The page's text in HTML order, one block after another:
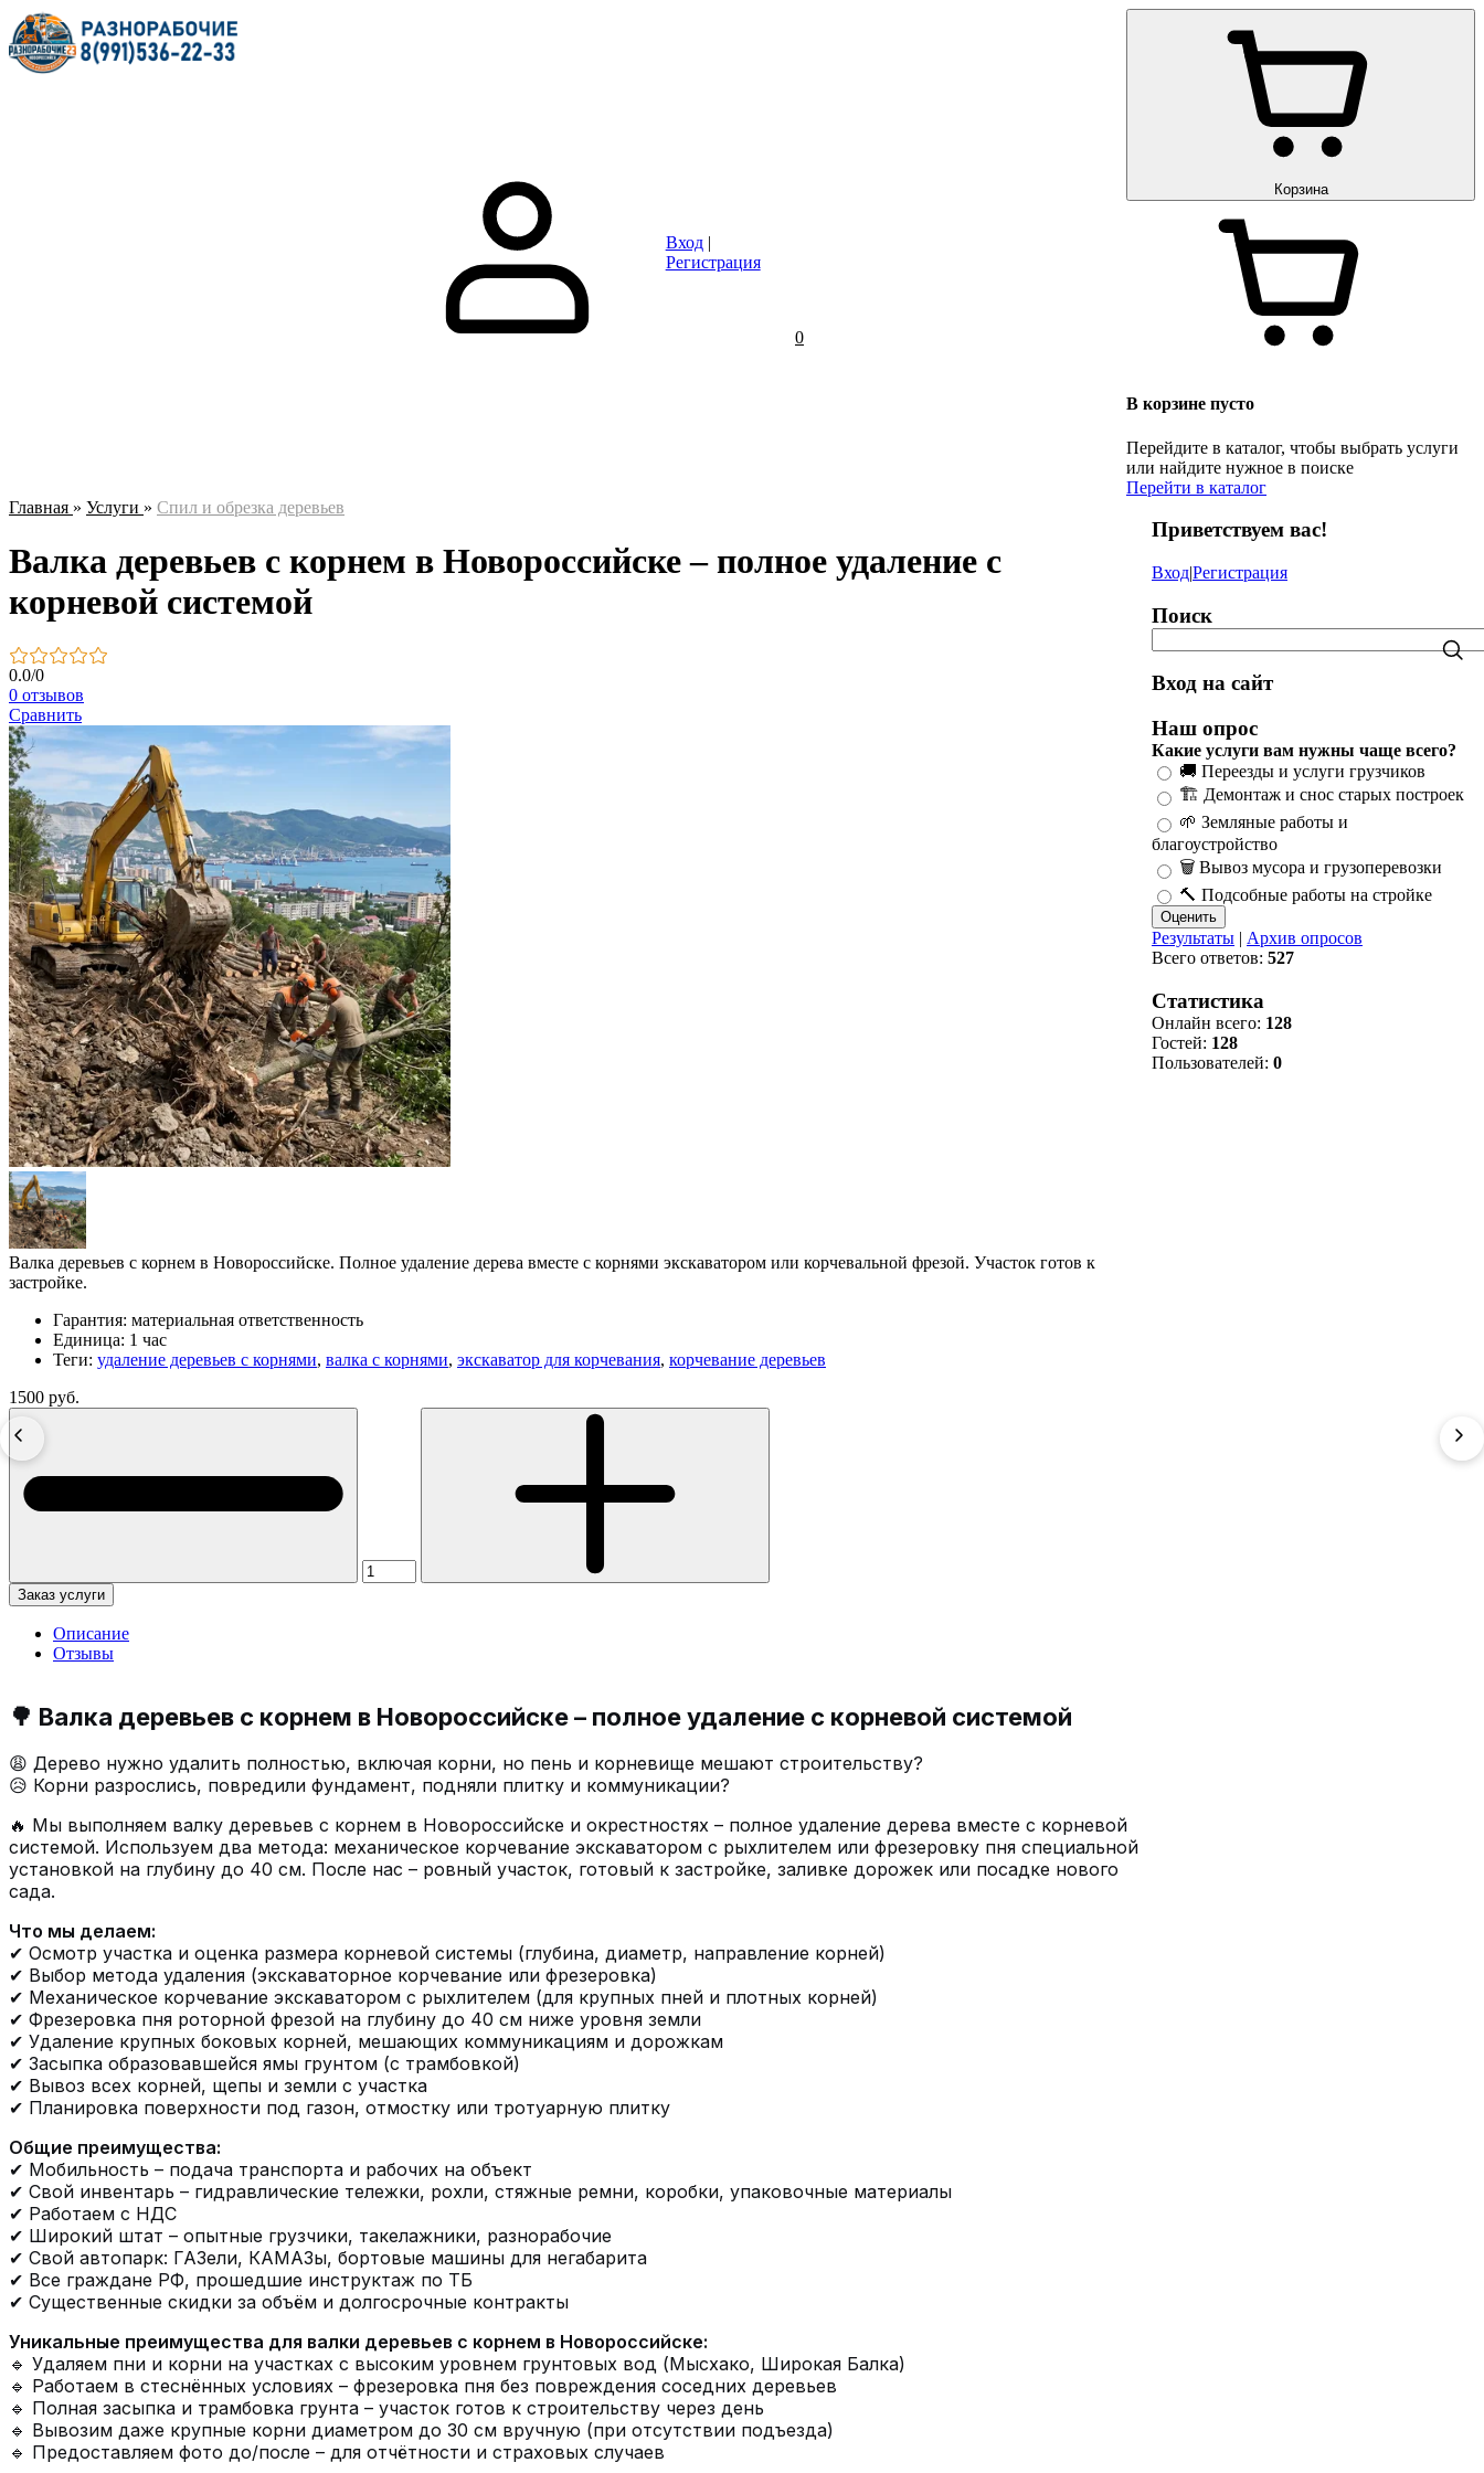
Вход|
Регистрация
0
Корзина
В корзине пусто
Перейдите в каталог, чтобы выбрать услуги
или найдите нужное в поиске
Перейти в каталог
Главная » Услуги » Спил и обрезка деревьев
Валка деревьев с корнем в Новороссийске – полное удаление с
корневой системой
0.0/0
0 отзывов
Сравнить
Валка деревьев с корнем в Новороссийске. Полное удаление дерева вместе с корнями экскаватором или корчевальной фрезой. Участок готов к
застройке.
Гарантия: материальная ответственность
Единица: 1 час
Теги: удаление деревьев с корнями, валка с корнями, экскаватор для корчевания, корчевание деревьев
1500 руб.
Заказ услуги
Описание
Отзывы
🌳 Валка деревьев с корнем в Новороссийске – полное удаление с корневой системой
😩 Дерево нужно удалить полностью, включая корни, но пень и корневище мешают строительству?
😥 Корни разрослись, повредили фундамент, подняли плитку и коммуникации?
🔥 Мы выполняем валку деревьев с корнем в Новороссийске и окрестностях – полное удаление дерева вместе с корневой
системой. Используем два метода: механическое корчевание экскаватором с рыхлителем или фрезеровку пня специальной
установкой на глубину до 40 см. После нас – ровный участок, готовый к застройке, заливке дорожек или посадке нового
сада.
Что мы делаем:
✔ Осмотр участка и оценка размера корневой системы (глубина, диаметр, направление корней)
✔ Выбор метода удаления (экскаваторное корчевание или фрезеровка)
✔ Механическое корчевание экскаватором с рыхлителем (для крупных пней и плотных корней)
✔ Фрезеровка пня роторной фрезой на глубину до 40 см ниже уровня земли
✔ Удаление крупных боковых корней, мешающих коммуникациям и дорожкам
✔ Засыпка образовавшейся ямы грунтом (с трамбовкой)
✔ Вывоз всех корней, щепы и земли с участка
✔ Планировка поверхности под газон, отмостку или тротуарную плитку
Общие преимущества:
✔ Мобильность – подача транспорта и рабочих на объект
✔ Свой инвентарь – гидравлические тележки, рохли, стяжные ремни, коробки, упаковочные материалы
✔ Работаем с НДС
✔ Широкий штат – опытные грузчики, такелажники, разнорабочие
✔ Свой автопарк: ГАЗели, КАМАЗы, бортовые машины для негабарита
✔ Все граждане РФ, прошедшие инструктаж по ТБ
✔ Существенные скидки за объём и долгосрочные контракты
Уникальные преимущества для валки деревьев с корнем в Новороссийске:
🔹 Удаляем пни и корни на участках с высоким уровнем грунтовых вод (Мысхако, Широкая Балка)
🔹 Работаем в стеснённых условиях – фрезеровка пня без повреждения соседних деревьев
🔹 Полная засыпка и трамбовка грунта – участок готов к строительству через день
🔹 Вывозим даже крупные корни диаметром до 30 см вручную (при отсутствии подъезда)
🔹 Предоставляем фото до/после – для отчётности и страховых случаев
Приветствуем вас!
Вход|Регистрация
Поиск
Вход на сайт
Наш опрос
Какие услуги вам нужны чаще всего?
🚚 Переезды и услуги грузчиков
🏗️ Демонтаж и снос старых построек
🌱 Земляные работы и
благоустройство
🗑️ Вывоз мусора и грузоперевозки
🔨 Подсобные работы на стройке
Результаты | Архив опросов
Всего ответов: 527
Статистика
Онлайн всего: 128
Гостей: 128
Пользователей: 0